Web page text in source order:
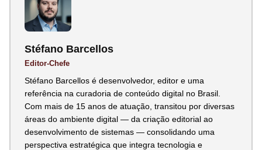
Stéfano Barcellos
Editor-Chefe
Stéfano Barcellos é desenvolvedor, editor e uma
referência na curadoria de conteúdo digital no Brasil.
Com mais de 15 anos de atuação, transitou por diversas
áreas do ambiente digital — da criação editorial ao
desenvolvimento de sistemas — consolidando uma
perspectiva estratégica que integra tecnologia e